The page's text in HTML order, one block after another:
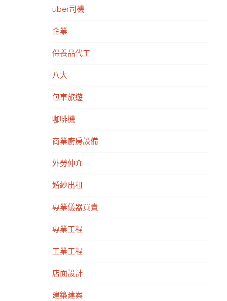
uber司機
企業
保養品代工
八大
包車旅遊
咖啡機
商業廚房設備
外勞仲介
婚紗出租
專業儀器買賣
專業工程
工業工程
店面設計
建築建案